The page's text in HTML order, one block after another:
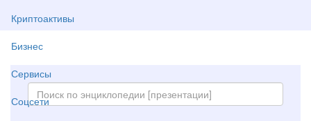
Криптоактивы
Бизнес
Сервисы
Соцсети